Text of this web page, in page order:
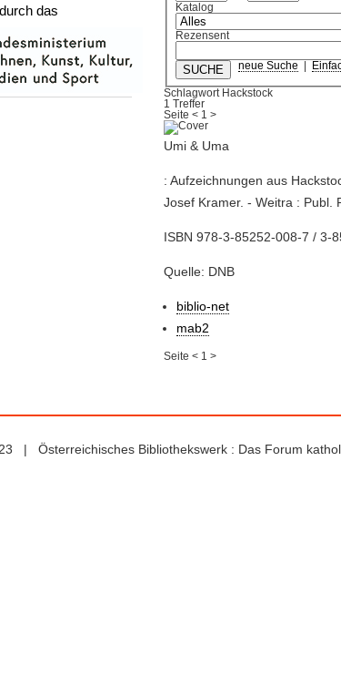
Katalog
Rezensent
neue Suche
Schlagwort Hackstock
1 Treffer
Seite< 1 >
Umi & Uma
: Aufzeichnungen aus
Josef Kramer. - Weitra : Publ.
ISBN 978-3-85252-008-7 / 3-
Quelle: DNB
biblio-net
mab2
Seite< 1 >
das
| Österreichisches Bibliothekswerk : Das Forum